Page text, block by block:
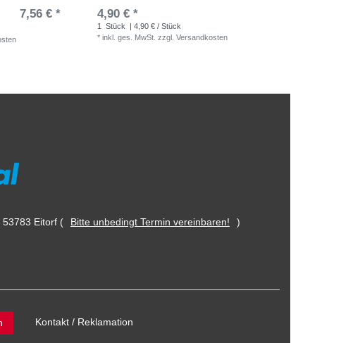
7,56 € * 4,90 € *
1 Stück
| 4,90 € / Stück
*inkl. ges. MwSt. zzgl.Versandkosten
53783 Eitorf (
Bitte unbedingt Termin vereinbaren! )
Kontakt / Reklamation